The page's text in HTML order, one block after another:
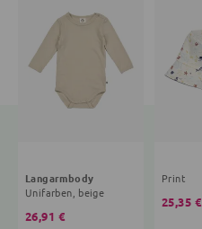
Langarmbody
Unifarben, beige
26,91 €
Print
25,35 €